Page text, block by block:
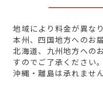
地域により料金が異なり
本州、四国地方へのお
北海道、九州地方への
すのでご了承ください。
沖縄・離島は承れませ